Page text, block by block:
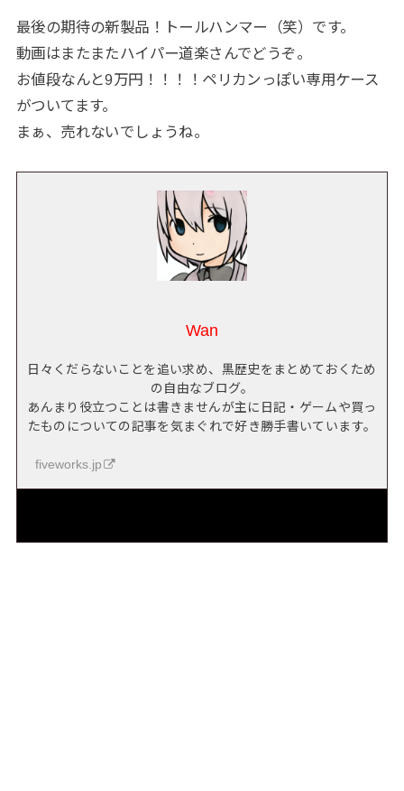
最後の期待の新製品！トールハンマー（笑）です。
動画はまたまたハイパー道楽さんでどうぞ。
お値段なんと9万円！！！！ペリカンっぽい専用ケース
がついてます。
まぁ、売れないでしょうね。
Wan
日々くだらないことを追い求め、黒歴史をまとめておくため
の自由なブログ。
あんまり役立つことは書きませんが主に日記・ゲームや買っ
たものについての記事を気まぐれで好き勝手書いています。
fiveworks.jp